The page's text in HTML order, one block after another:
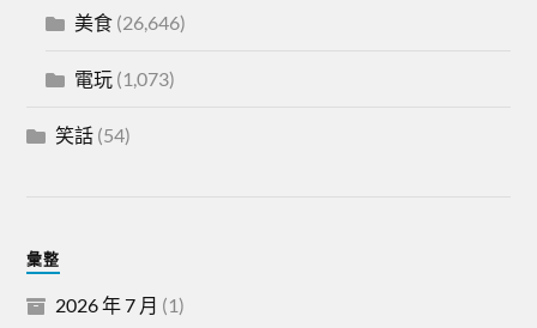
美食 (26,646)
電玩 (1,073)
笑話 (54)
彙整
2026 年 7 月 (1)